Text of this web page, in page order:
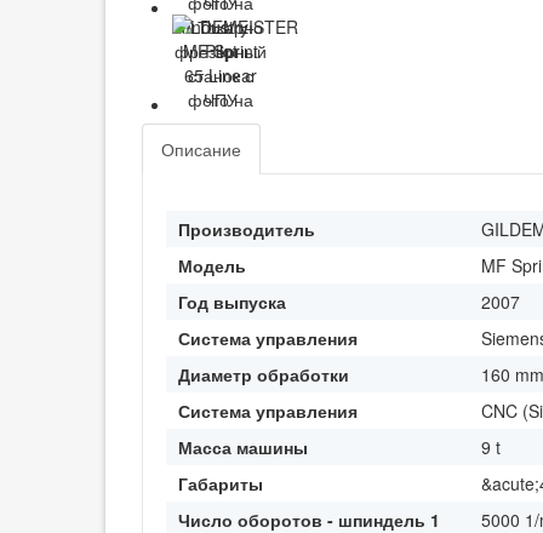
Описание
Производитель
Модель
MF
Год выпуска
2007
Система управления
Диаметр обработки
160 mm
Система управления
CNC
Масса машины
9 t
Габариты
Число оборотов - шпиндель 1
5000